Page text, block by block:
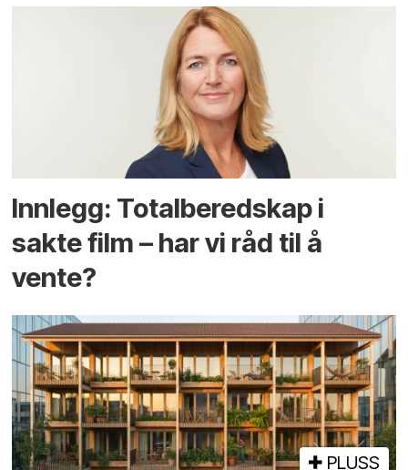
Innlegg: Totalberedskap i
sakte film – har vi råd til å
vente?
PLUSS